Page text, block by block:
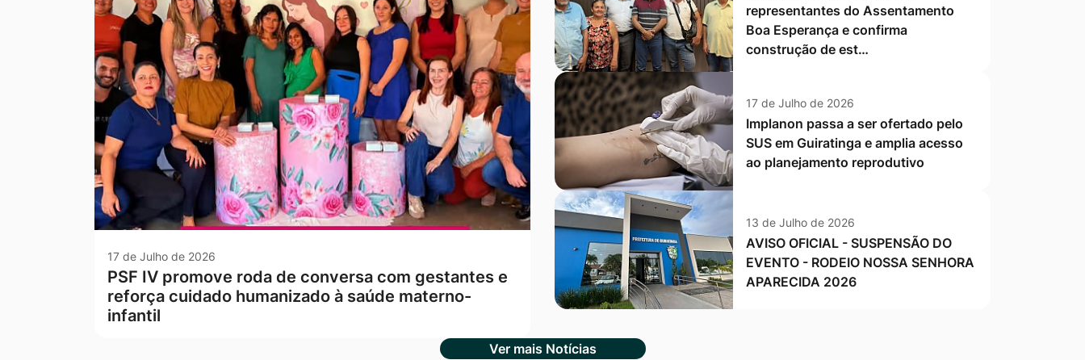
17 de Julho de 2026
PSF IV promove roda de conversa com gestantes e
reforça cuidado humanizado à saúde materno-
infantil
representantes do Assentamento
Boa Esperança e confirma
construção de est…
17 de Julho de 2026
Implanon passa a ser ofertado pelo
SUS em Guiratinga e amplia acesso
ao planejamento reprodutivo
13 de Julho de 2026
AVISO OFICIAL - SUSPENSÃO DO
EVENTO - RODEIO NOSSA SENHORA
APARECIDA 2026
Ver mais Notícias